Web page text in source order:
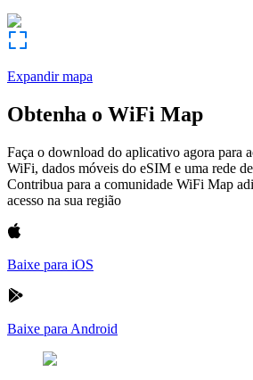
Expandir mapa
Obtenha o WiFi Map
Faça o download do aplicativo agora para
WiFi, dados móveis do eSIM e uma rede
Contribua para a comunidade WiFi Map
acesso na sua região
Baixe para iOS
Baixe para Android